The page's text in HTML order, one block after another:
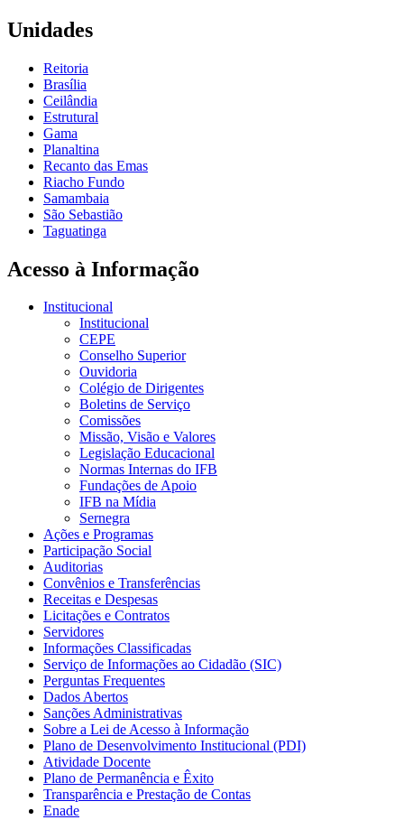
Unidades
Reitoria
Brasília
Ceilândia
Estrutural
Gama
Planaltina
Recanto das Emas
Riacho Fundo
Samambaia
São Sebastião
Taguatinga
Acesso à Informação
Institucional
Institucional
CEPE
Conselho Superior
Ouvidoria
Colégio de Dirigentes
Boletins de Serviço
Comissões
Missão, Visão e Valores
Legislação Educacional
Normas Internas do IFB
Fundações de Apoio
IFB na Mídia
Sernegra
Ações e Programas
Participação Social
Auditorias
Convênios e Transferências
Receitas e Despesas
Licitações e Contratos
Servidores
Informações Classificadas
Serviço de Informações ao Cidadão (SIC)
Perguntas Frequentes
Dados Abertos
Sanções Administrativas
Sobre a Lei de Acesso à Informação
Plano de Desenvolvimento Institucional (PDI)
Atividade Docente
Plano de Permanência e Êxito
Transparência e Prestação de Contas
Enade